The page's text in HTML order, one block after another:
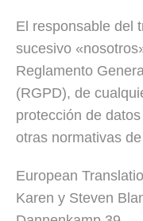
El responsable del
sucesivo
Reglamento
(RGPD), de
protección de
otras normativas
European
Karen y Steven